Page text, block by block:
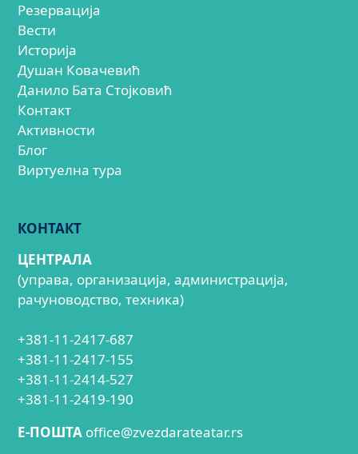
Резервација
Вести
Историја
Душан Ковачевић
Данило Бата Стојковић
Контакт
Активности
Блог
Виртуелна тура
КОНТАКТ
ЦЕНТРАЛА
(управа, организација, администрација,
рачуноводство, техника)
+381-11-2417-687
+381-11-2417-155
+381-11-2414-527
+381-11-2419-190
E-ПОШТА office@zvezdarateatar.rs